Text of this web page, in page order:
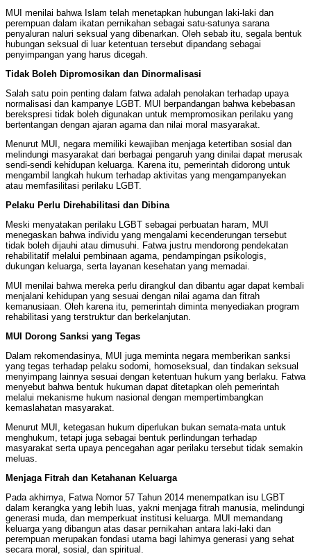
MUI menilai bahwa Islam telah menetapkan hubungan laki-laki dan
perempuan dalam ikatan pernikahan sebagai satu-satunya sarana
penyaluran naluri seksual yang dibenarkan. Oleh sebab itu, segala bentuk
hubungan seksual di luar ketentuan tersebut dipandang sebagai
penyimpangan yang harus dicegah.
Tidak Boleh Dipromosikan dan Dinormalisasi
Salah satu poin penting dalam fatwa adalah penolakan terhadap upaya
normalisasi dan kampanye LGBT. MUI berpandangan bahwa kebebasan
berekspresi tidak boleh digunakan untuk mempromosikan perilaku yang
bertentangan dengan ajaran agama dan nilai moral masyarakat.
Menurut MUI, negara memiliki kewajiban menjaga ketertiban sosial dan
melindungi masyarakat dari berbagai pengaruh yang dinilai dapat merusak
sendi-sendi kehidupan keluarga. Karena itu, pemerintah didorong untuk
mengambil langkah hukum terhadap aktivitas yang mengampanyekan
atau memfasilitasi perilaku LGBT.
Pelaku Perlu Direhabilitasi dan Dibina
Meski menyatakan perilaku LGBT sebagai perbuatan haram, MUI
menegaskan bahwa individu yang mengalami kecenderungan tersebut
tidak boleh dijauhi atau dimusuhi. Fatwa justru mendorong pendekatan
rehabilitatif melalui pembinaan agama, pendampingan psikologis,
dukungan keluarga, serta layanan kesehatan yang memadai.
MUI menilai bahwa mereka perlu dirangkul dan dibantu agar dapat kembali
menjalani kehidupan yang sesuai dengan nilai agama dan fitrah
kemanusiaan. Oleh karena itu, pemerintah diminta menyediakan program
rehabilitasi yang terstruktur dan berkelanjutan.
MUI Dorong Sanksi yang Tegas
Dalam rekomendasinya, MUI juga meminta negara memberikan sanksi
yang tegas terhadap pelaku sodomi, homoseksual, dan tindakan seksual
menyimpang lainnya sesuai dengan ketentuan hukum yang berlaku. Fatwa
menyebut bahwa bentuk hukuman dapat ditetapkan oleh pemerintah
melalui mekanisme hukum nasional dengan mempertimbangkan
kemaslahatan masyarakat.
Menurut MUI, ketegasan hukum diperlukan bukan semata-mata untuk
menghukum, tetapi juga sebagai bentuk perlindungan terhadap
masyarakat serta upaya pencegahan agar perilaku tersebut tidak semakin
meluas.
Menjaga Fitrah dan Ketahanan Keluarga
Pada akhirnya, Fatwa Nomor 57 Tahun 2014 menempatkan isu LGBT
dalam kerangka yang lebih luas, yakni menjaga fitrah manusia, melindungi
generasi muda, dan memperkuat institusi keluarga. MUI memandang
keluarga yang dibangun atas dasar pernikahan antara laki-laki dan
perempuan merupakan fondasi utama bagi lahirnya generasi yang sehat
secara moral, sosial, dan spiritual.